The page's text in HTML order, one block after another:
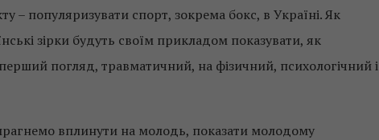
– популяризувати спорт, зокрема бокс, в Україні. Як
зірки будуть своїм прикладом показувати, як
погляд, травматичний, на фізичний, психологічний і
вплинути на молодь, показати молодому